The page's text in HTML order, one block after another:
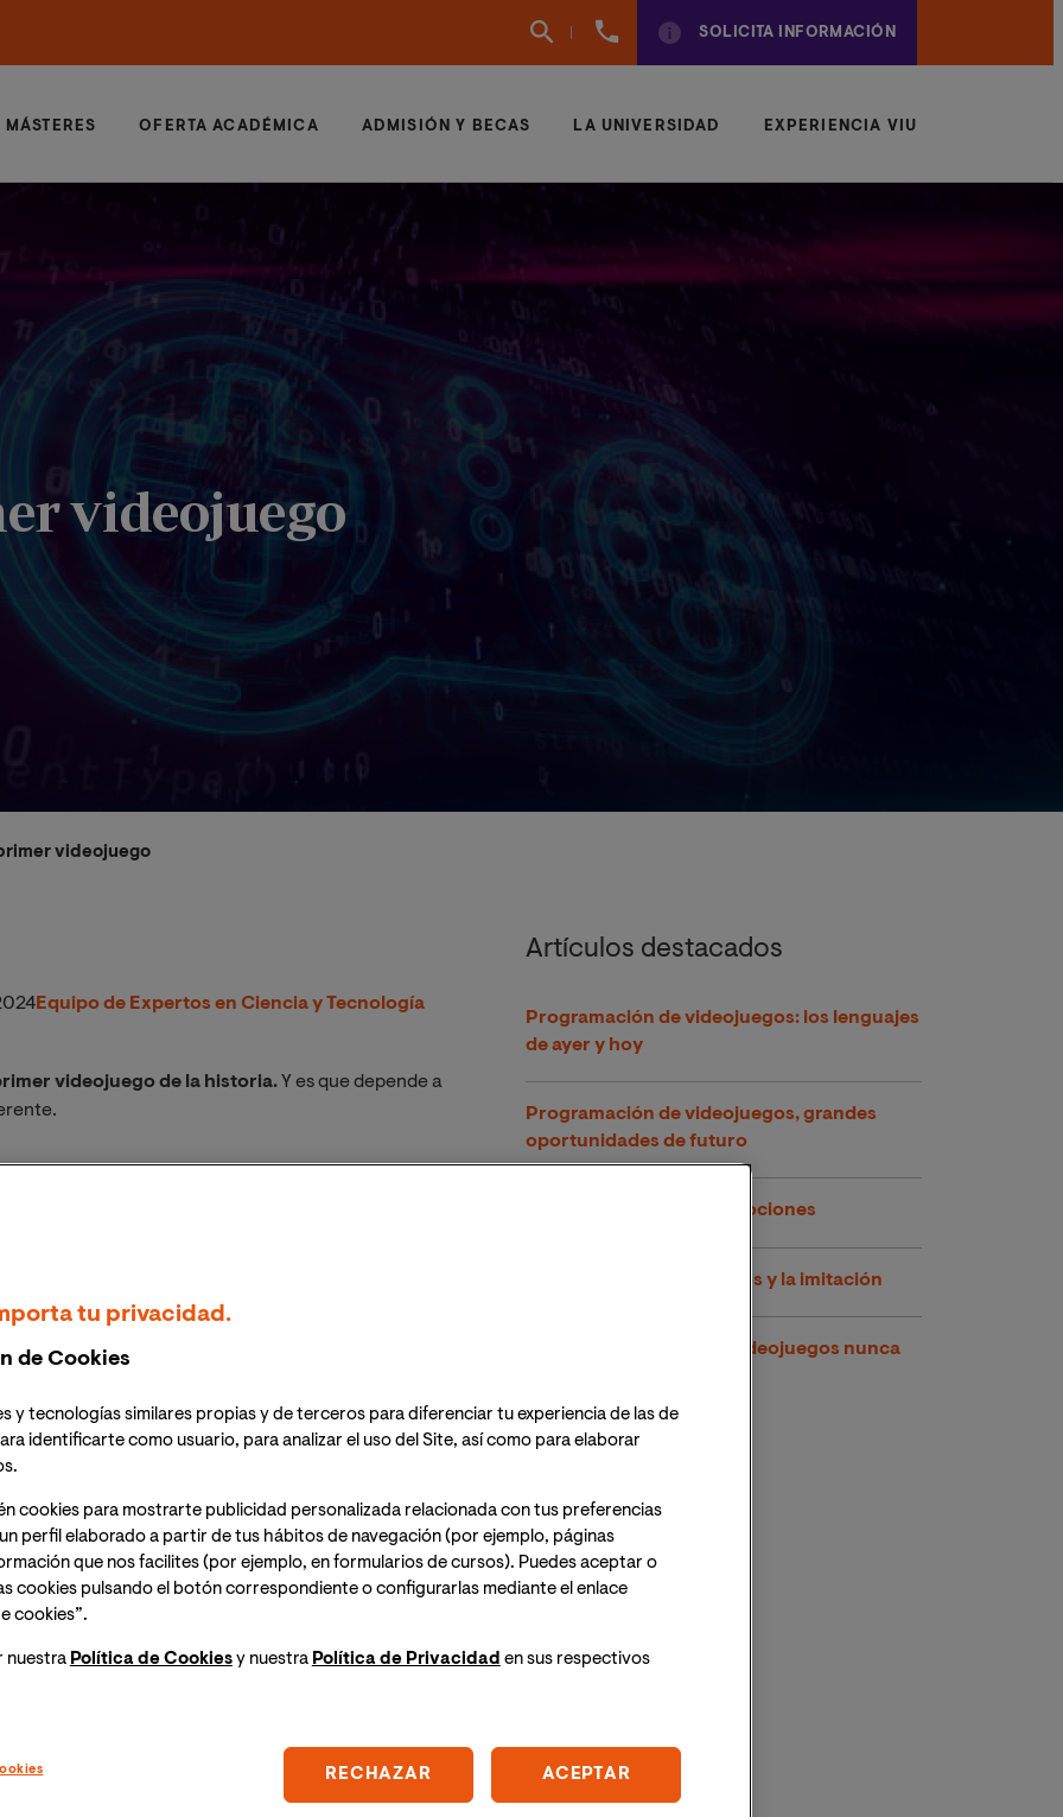
960
SOLICITA INFORMACIÓN
MÁSTERES OFERTA ACADÉMICA ADMISIÓN Y BECAS LA UNIVERSIDAD EXPERIENCIA VIU
videojuego
videojuego
Equipo de Expertos en Ciencia y Tecnología
videojuego de la historia. Y es que depende a
que ha evolucionado con el tiempo y mezcla
del mundo.
de la
larga,
de 1958 Tennis for Two, o lo que es lo mismo Tenis
(Noughts and Crosses o Tres en raya) desarrollado
debe recibir el nombre de primer videojuego de
Artículos destacados
Programación de videojuegos: los lenguajes
de ayer y hoy
Programación de videojuegos, grandes
oportunidades de futuro
Los videojuegos y las emociones
Los videojuegos agresivos y la imitación
Juegos de Unity: crear videojuegos nunca
tu privacidad.
de Cookies
y tecnologías similares propias y de terceros para diferenciar tu experiencia de las de
identificarte como usuario, para analizar el uso del Site, así como para elaborar
cookies para mostrarte publicidad personalizada relacionada con tus preferencias
perfil elaborado a partir de tus hábitos de navegación (por ejemplo, páginas
que nos facilites (por ejemplo, en formularios de cursos). Puedes aceptar o
cookies pulsando el botón correspondiente o configurarlas mediante el enlace
cookies”.
nuestra Política de Cookiesy nuestra Política de Privacidad en sus respectivos
RECHAZAR ACEPTAR